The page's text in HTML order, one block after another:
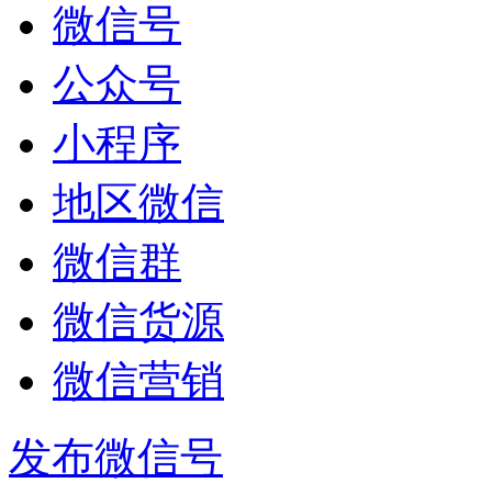
微信号
公众号
小程序
地区微信
微信群
微信货源
微信营销
发布微信号